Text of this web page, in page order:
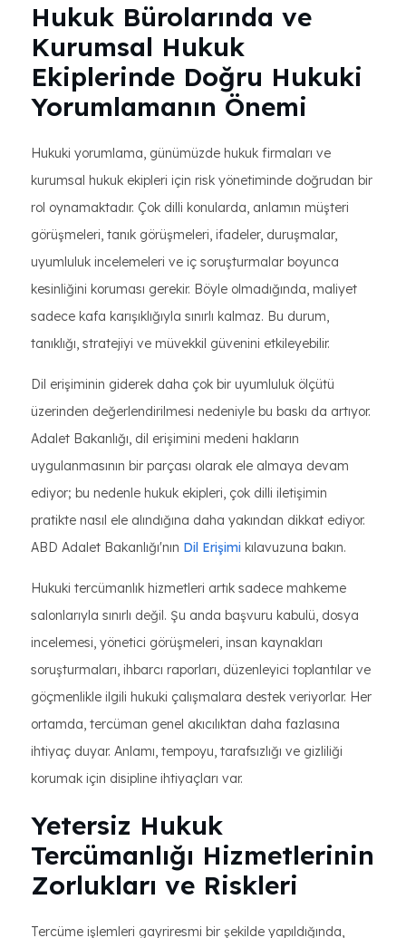
Hukuk Bürolarında ve
Kurumsal Hukuk
Ekiplerinde Doğru Hukuki
Yorumlamanın Önemi
Hukuki yorumlama, günümüzde hukuk firmaları ve
kurumsal hukuk ekipleri için risk yönetiminde doğrudan bir
rol oynamaktadır. Çok dilli konularda, anlamın müşteri
görüşmeleri, tanık görüşmeleri, ifadeler, duruşmalar,
uyumluluk incelemeleri ve iç soruşturmalar boyunca
kesinliğini koruması gerekir. Böyle olmadığında, maliyet
sadece kafa karışıklığıyla sınırlı kalmaz. Bu durum,
tanıklığı, stratejiyi ve müvekkil güvenini etkileyebilir.
Dil erişiminin giderek daha çok bir uyumluluk ölçütü
üzerinden değerlendirilmesi nedeniyle bu baskı da artıyor.
Adalet Bakanlığı, dil erişimini medeni hakların
uygulanmasının bir parçası olarak ele almaya devam
ediyor; bu nedenle hukuk ekipleri, çok dilli iletişimin
pratikte nasıl ele alındığına daha yakından dikkat ediyor.
ABD Adalet Bakanlığı'nın Dil Erişimi kılavuzuna bakın.
Hukuki tercümanlık hizmetleri artık sadece mahkeme
salonlarıyla sınırlı değil. Şu anda başvuru kabulü, dosya
incelemesi, yönetici görüşmeleri, insan kaynakları
soruşturmaları, ihbarcı raporları, düzenleyici toplantılar ve
göçmenlikle ilgili hukuki çalışmalara destek veriyorlar. Her
ortamda, tercüman genel akıcılıktan daha fazlasına
ihtiyaç duyar. Anlamı, tempoyu, tarafsızlığı ve gizliliği
korumak için disipline ihtiyaçları var.
Yetersiz Hukuk
Tercümanlığı Hizmetlerinin
Zorlukları ve Riskleri
Tercüme işlemleri gayriresmi bir şekilde yapıldığında,